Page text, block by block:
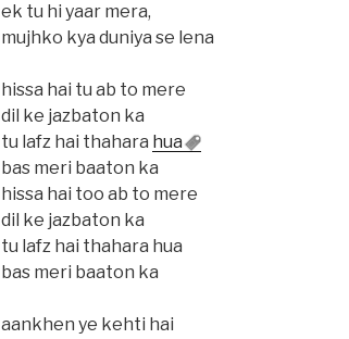
ek tu hi yaar mera,
mujhko kya duniya se lena
hissa hai tu ab to mere
dil ke jazbaton ka
tu lafz hai thahara hua
bas meri baaton ka
hissa hai too ab to mere
dil ke jazbaton ka
tu lafz hai thahara hua
bas meri baaton ka
aankhen ye kehti hai